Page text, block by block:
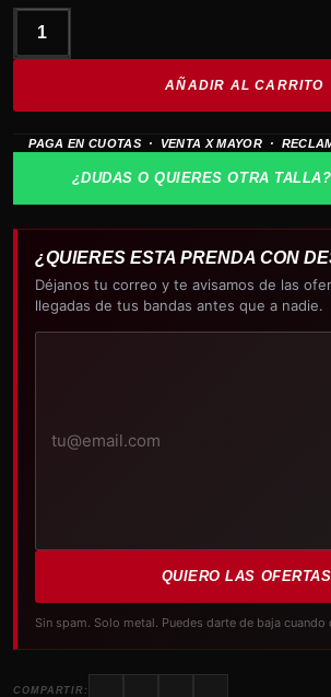
Parche
AÑADIR AL CARRITO
PAGA EN CUOTAS · VENTA X MAYOR ·
¿DUDAS O QUIERES OTRA
¿QUIERES ESTA PRENDA CON
Déjanos tu correo y te avisamos de las
llegadas de tus bandas antes que a nadie.
QUIERO LAS OFERTAS
Sin spam. Solo metal. Puedes darte de baja cuando
COMPARTIR: